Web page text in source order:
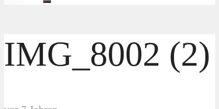
IMG_8002 (2)